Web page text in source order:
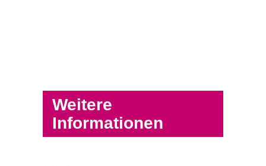
Weitere
Informationen